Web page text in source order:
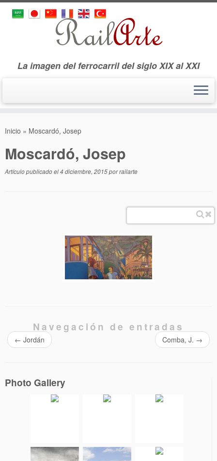
La imagen del ferrocarril del siglo XIX al XXI
Inicio » Moscardó, Josep
Moscardó, Josep
Artículo publicado el4 diciembre, 2015porrailarte
Navegación de entradas
← Jordán Comba, J. →
Photo Gallery